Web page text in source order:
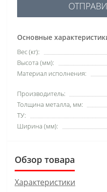
Основные
Вес (кг):
Высота (мм):
Материал исполнения:
Производитель:
Толщина металла, мм:
ТУ:
Ширина (мм):
Обзор товара
Характеристики